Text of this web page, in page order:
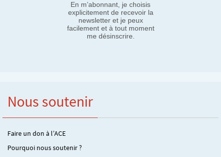
En m’abonnant, je choisis
explicitement de recevoir la
newsletter et je peux
facilement et à tout moment
me désinscrire.
Nous soutenir
Faire un don à l’ACE
Pourquoi nous soutenir ?